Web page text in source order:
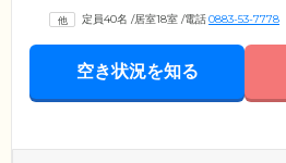
定員40名 /居室18室 /電話0883-53-7778
空き状況を知る